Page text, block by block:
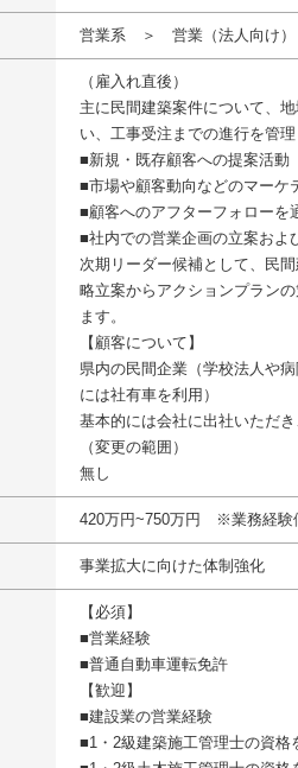
営業系 ＞ 営業（法人向け）
（雇入れ直後）
主に民間建築案件について、
い、工事受注までの進行を管理
■新規・既存顧客への提案活動
■市場や顧客動向などのマーケ
■顧客へのアフターフォローを
■社内での営業企画の立案お
次期リーダー候補として、民
略立案からアクションプラン
ます。
【顧客について】
県内の民間企業（学校法人や
には社有車を利用）
基本的には会社に出社いただ
（変更の範囲）
無し
420万円~750万円 ※業務経験
事業拡大に向けた体制強化
【必須】
■営業経験
■普通自動車運転免許
【歓迎】
■建設業の営業経験
■1・2級建築施工管理士の資格